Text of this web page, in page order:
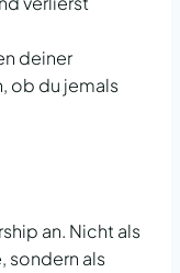
deiner
ob du jemals
an. Nicht als
sondern als